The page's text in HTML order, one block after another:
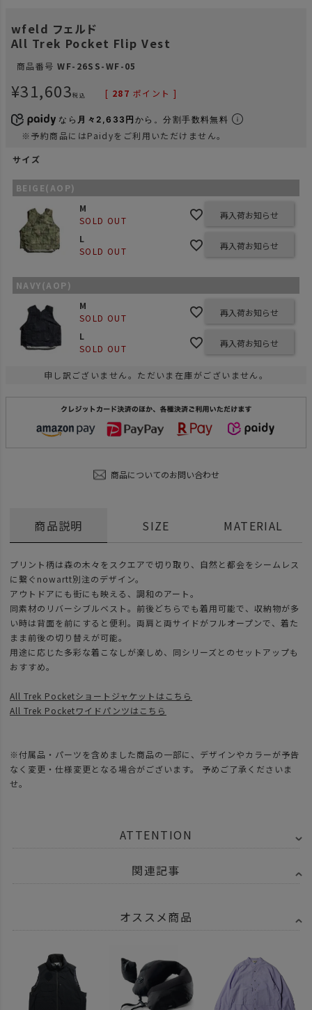
wfeld フェルド
All Trek Pocket Flip Vest
商品番号 WF-26SS-WF-05
¥31,603税込 [ 287 ポイント ]
なら 月々2,633円 から。分割手数料無料
※予約商品にはPaidyをご利用いただけません。
サイズ
BEIGE(AOP)
M
SOLD OUT
再入荷お知らせ
L
SOLD OUT
再入荷お知らせ
NAVY(AOP)
M
SOLD OUT
再入荷お知らせ
L
SOLD OUT
再入荷お知らせ
申し訳ございません。ただいま在庫がございません。
商品についてのお問い合わせ
商品説明
プリント柄は森の木々をスクエアで切り取り、自然と都会をシームレス
に繋ぐnowartt別注のデザイン。
アウトドアにも街にも映える、調和のアート。
同素材のリバーシブルベスト。前後どちらでも着用可能で、収納物が多
い時は背面を前にすると便利。両肩と両サイドがフルオープンで、着た
まま前後の切り替えが可能。
用途に応じた多彩な着こなしが楽しめ、同シリーズとのセットアップも
おすすめ。
All Trek Pocketショートジャケットはこちら
All Trek Pocketワイドパンツはこちら
※付属品・パーツを含めました商品の一部に、デザインやカラーが予告
なく変更・仕様変更となる場合がございます。 予めご了承くださいま
せ。
SIZE MATERIAL
ATTENTION
関連記事
オススメ商品